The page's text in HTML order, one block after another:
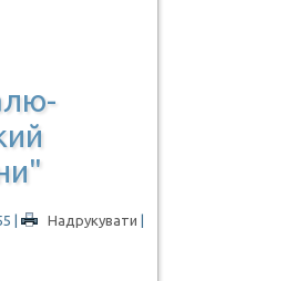
Надрукувати